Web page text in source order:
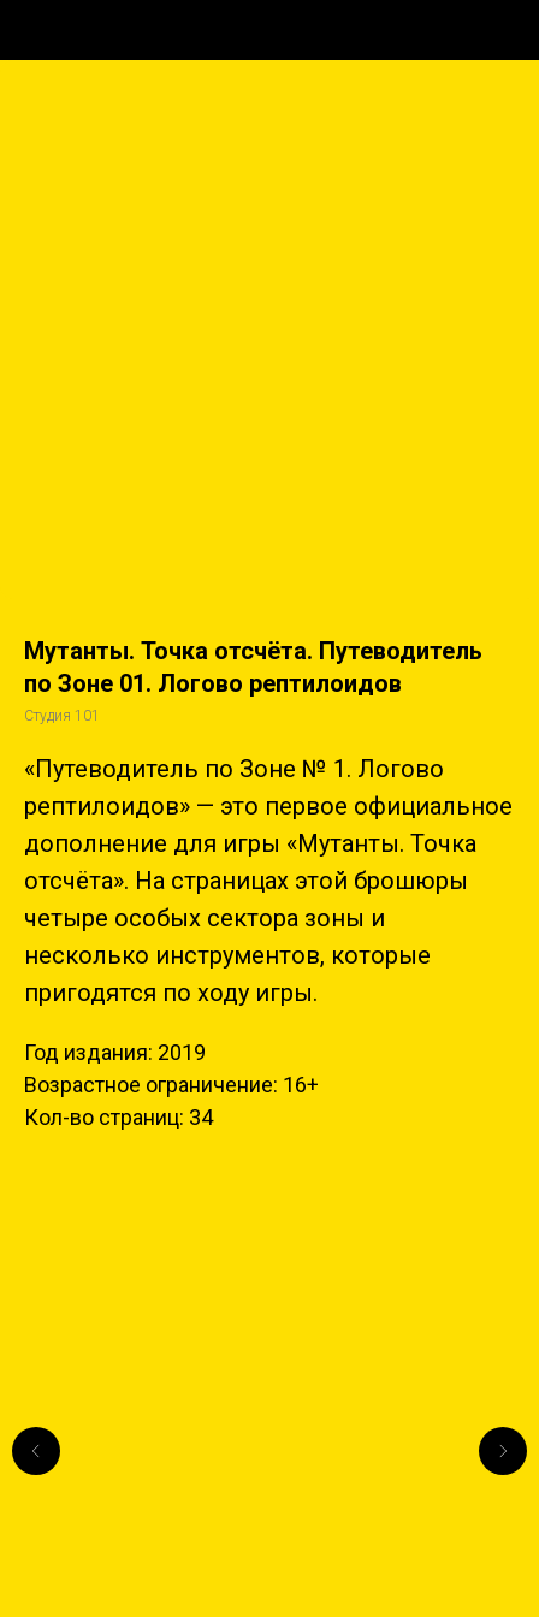
Мутанты. Точка отсчёта. Путеводитель
по Зоне 01. Логово рептилоидов
Студия 101
«Путеводитель по Зоне № 1. Логово
рептилоидов» — это первое официальное
дополнение для игры «Мутанты. Точка
отсчёта». На страницах этой брошюры
четыре особых сектора зоны и
несколько инструментов, которые
пригодятся по ходу игры.
Год издания: 2019
Возрастное ограничение: 16+
Кол-во страниц: 34